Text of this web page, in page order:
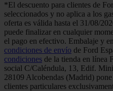
*El descuento para clientes de
seleccionados y no aplica a los
oferta es válida hasta el 31/08/
puede finalizar en cualquier
el pago en efectivo. Embalaje y
condiciones de envío de Ford
condiciones de la tienda en línea
social C/Caléndula, 13, Edif.
28109 Alcobendas (Madrid)
clientes particulares